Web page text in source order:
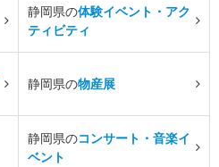
静岡県の体験イベント・アク
ティビティ
静岡県の物産展
静岡県のコンサート・音楽イ
ベント